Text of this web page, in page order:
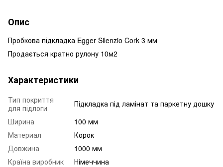
Опис
Пробкова підкладка Egger Silenzio Cork 3 мм
Продається кратно рулону 10м2
Характеристики
Тип покриття
для підлоги
Підкладка під ламінат та паркетну дошку
Ширина
100 мм
Материал
Корок
Довжина
1000 мм
Країна виробник
Німеччина